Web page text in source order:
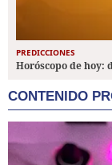
PREDICCIONES
Horóscopo de hoy:
CONTENIDO